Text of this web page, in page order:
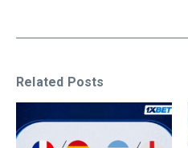
Related Posts